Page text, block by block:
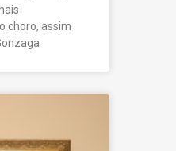
choro, assim